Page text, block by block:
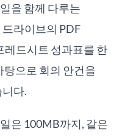
을 함께 다루는
라이브의 PDF
레드시트 성과표를 한
탕으로 회의 안건을
다.
은 100MB까지, 같은